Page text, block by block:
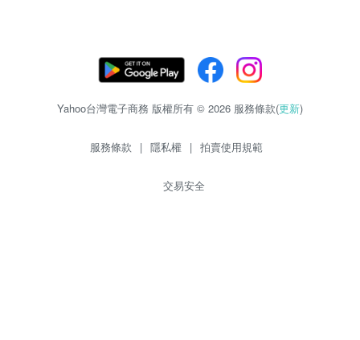
Yahoo台灣電子商務 版權所有 © 2026 服務條款(更新)
服務條款 | 隱私權 | 拍賣使用規範
交易安全